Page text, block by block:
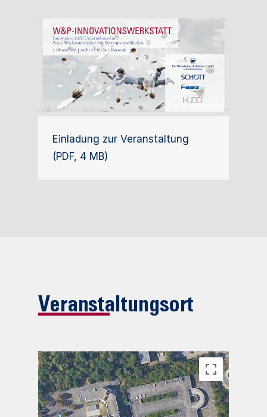
Veranstaltungsort
Einladung zur Veranstaltung
(PDF, 4 MB)